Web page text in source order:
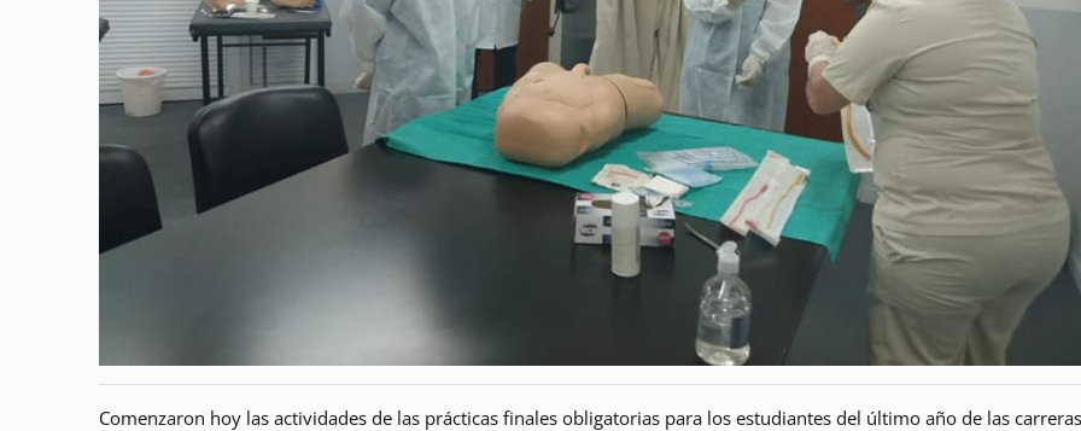
Comenzaron hoy las actividades de las prácticas finales obligatorias para los estudiantes del último año de las carreras